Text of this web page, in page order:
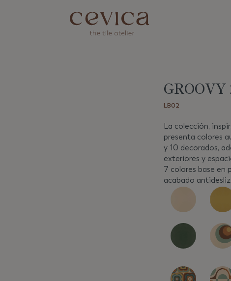
GROOVY
LB02
La colección,
presenta colores
y 10 decorados,
exteriores y
7 colores base en
acabado